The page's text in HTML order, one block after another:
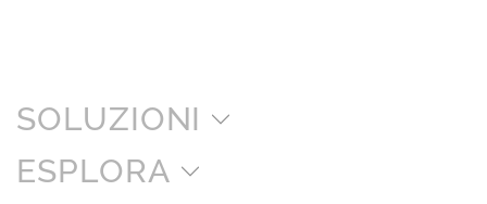
SOLUZIONI
ESPLORA